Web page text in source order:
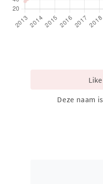
Like
Deze naam is